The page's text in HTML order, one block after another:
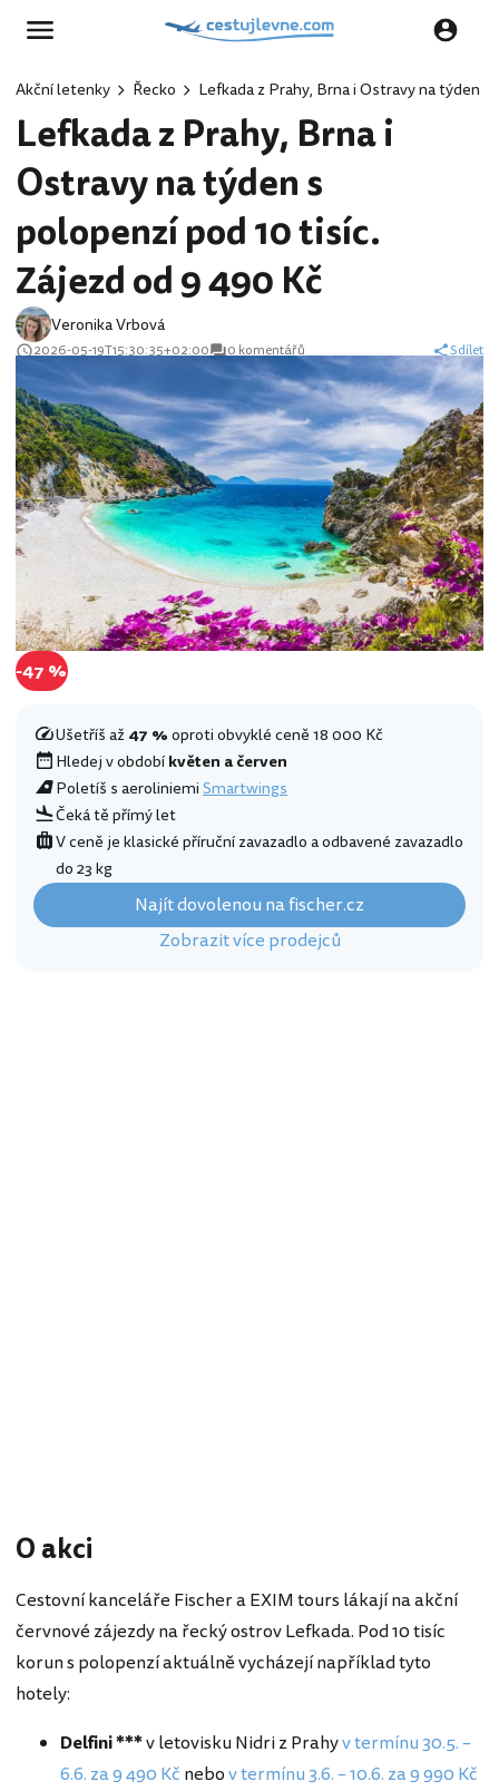
Akční letenky Řecko Lefkada z Prahy, Brna i Ostravy na týden
Lefkada z Prahy, Brna i
Ostravy na týden s
polopenzí pod 10 tisíc.
Zájezd od 9 490 Kč
Veronika Vrbová
2026-05-19T15:30:35+02:00 0 komentářů Sdílet
-47 %
Ušetříš až47 %oproti obvyklé ceně 18 000 Kč
Hledej v obdobíkvěten a červen
Poletíš s aeroliniemiSmartwings
Čeká tě přímý let
V ceně je klasické příruční zavazadlo a odbavené zavazadlo
do 23 kg
Najít dovolenou na fischer.cz
Zobrazit více prodejců
O akci
Cestovní kanceláře Fischer a EXIM tours lákají na akční
červnové zájezdy na řecký ostrov Lefkada. Pod 10 tisíc
korun s polopenzí aktuálně vycházejí například tyto
hotely:
Delfini ***v letovisku Nidri z Prahyv termínu 30.5. –
6.6. za 9 490 Kč nebov termínu 3.6. – 10.6. za 9 990 Kč